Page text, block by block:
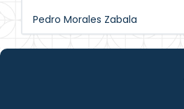
Pedro Morales Zabala